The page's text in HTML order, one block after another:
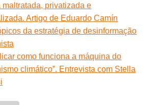
maltratada, privatizada e
Artigo de Eduardo Camín
da estratégia de desinformação
como funciona a máquina do
climático”. Entrevista com Stella